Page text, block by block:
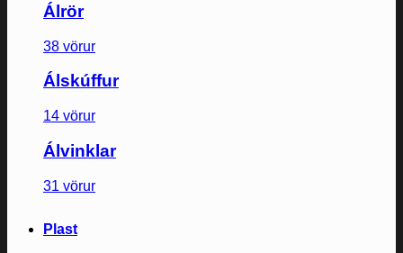
Álrör
38 vörur
Álskúffur
14 vörur
Álvinklar
31 vörur
Plast